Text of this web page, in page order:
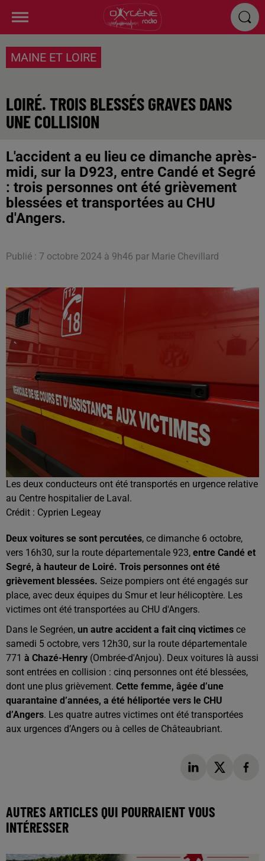
MAINE ET LOIRE
LOIRÉ. TROIS BLESSÉS GRAVES DANS
UNE COLLISION
L'accident a eu lieu ce dimanche après-
midi, sur la D923, entre Candé et Segré
: trois personnes ont été grièvement
blessées et transportées au CHU
d'Angers.
Publié : 7 octobre 2024 à 9h46 par Marie Chevillard
Les deux conducteurs ont été transportés en urgence relative
au Centre hospitalier de Laval.
Crédit : Cyprien Legeay
Deux voitures se sont percutées, ce dimanche 6 octobre,
vers 16h30, sur la route départementale 923, entre Candé et
Segré, à hauteur de Loiré. Trois personnes ont été
grièvement blessées. Seize pompiers ont été engagés sur
place, avec deux équipes du Smur et leur hélicoptère. Les
victimes ont été transportées au CHU d'Angers.
Dans le Segréen, un autre accident a fait cinq victimes ce
samedi 5 octobre, vers 12h30, sur la route départementale
771 à Chazé-Henry (Ombrée-d'Anjou). Deux voitures là aussi
sont entrées en collision : cinq personnes ont été blessées,
dont une plus grièvement. Cette femme, âgée d’une
quarantaine d’années, a été héliportée vers le CHU
d’Angers. Les quatre autres victimes ont été transportées
aux urgences d’Angers ou à celles de Châteaubriant.
AUTRES ARTICLES QUI POURRAIENT VOUS
INTÉRESSER